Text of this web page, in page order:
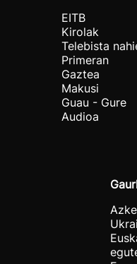
EITB
Kirolak
Telebista
Primeran
Gaztea
Makusi
Guau - Gure
Audioa